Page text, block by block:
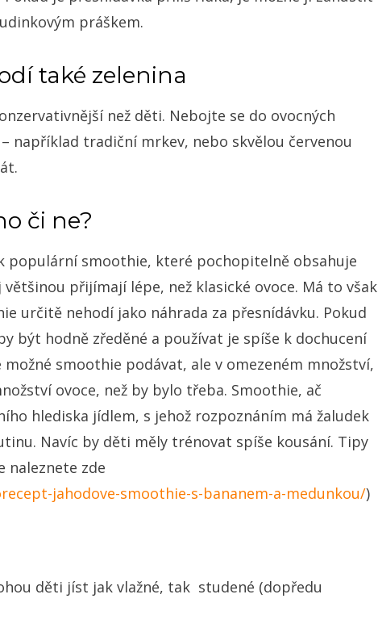
práškem.
také zelenina
než děti. Nebojte se do ovocných
například tradiční mrkev, nebo skvělou červenou
či ne?
populární smoothie, které pochopitelně obsahuje
přijímají lépe, než klasické ovoce. Má to však
určitě nehodí jako náhrada za přesnídávku. Pokud
být hodně zředěné a používat je spíše k dochucení
smoothie podávat, ale v omezeném množství,
ovoce, než by bylo třeba. Smoothie, ač
hlediska jídlem, s jehož rozpoznáním má žaludek
Navíc by děti měly trénovat spíše kousání. Tipy
naleznete zde
jahodove-smoothie-s-bananem-a-medunkou/)
děti jíst jak vlažné, tak studené (dopředu